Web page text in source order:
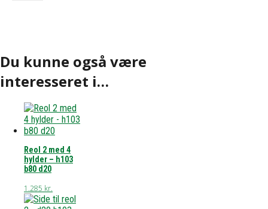
Du kunne også være
interesseret i…
Reol 2 med 4
hylder – h103
b80 d20
1.285 kr.